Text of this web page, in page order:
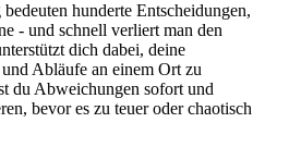
hunderte Entscheidungen,
- und schnell verliert man den
dich dabei, deine
Abläufe an einem Ort zu
du Abweichungen sofort und
bevor es zu teuer oder chaotisch